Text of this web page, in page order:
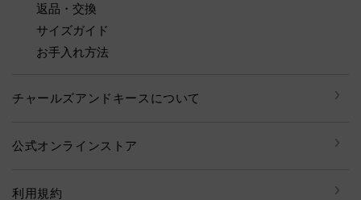
返品・交換
サイズガイド
お手入れ方法
チャールズアンドキースについて
公式オンラインストア
利用規約